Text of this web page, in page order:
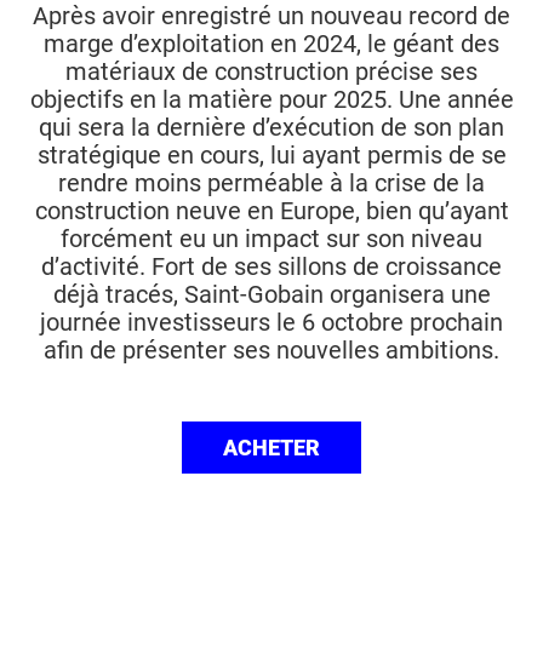
Après avoir enregistré un nouveau record de
marge d’exploitation en 2024, le géant des
matériaux de construction précise ses
objectifs en la matière pour 2025. Une année
qui sera la dernière d’exécution de son plan
stratégique en cours, lui ayant permis de se
rendre moins perméable à la crise de la
construction neuve en Europe, bien qu’ayant
forcément eu un impact sur son niveau
d’activité. Fort de ses sillons de croissance
déjà tracés, Saint-Gobain organisera une
journée investisseurs le 6 octobre prochain
afin de présenter ses nouvelles ambitions.
ACHETER